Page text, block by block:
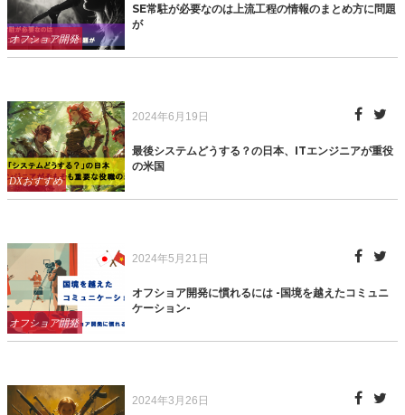
Categories
オフショア開発
SE常駐が必要なのは上流工程の情報のまとめ方に問題
が
Categories
DXおすすめ
Posted
2024年6月19日
最後システムどうする？の日本、ITエンジニアが重役
の米国
Categories
オフショア開発
Posted
2024年5月21日
オフショア開発に慣れるには -国境を越えたコミュニ
ケーション-
Posted
2024年3月26日